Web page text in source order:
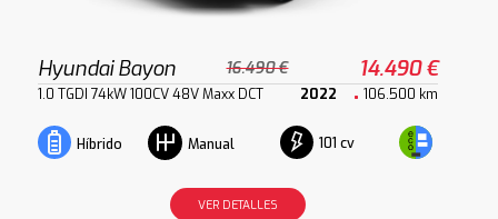
Hyundai Bayon 16.490 € 14.490 €
1.0 TGDI 74kW 100CV 48V Maxx DCT 2022 106.500 km
Híbrido Manual 101 cv
VER DETALLES